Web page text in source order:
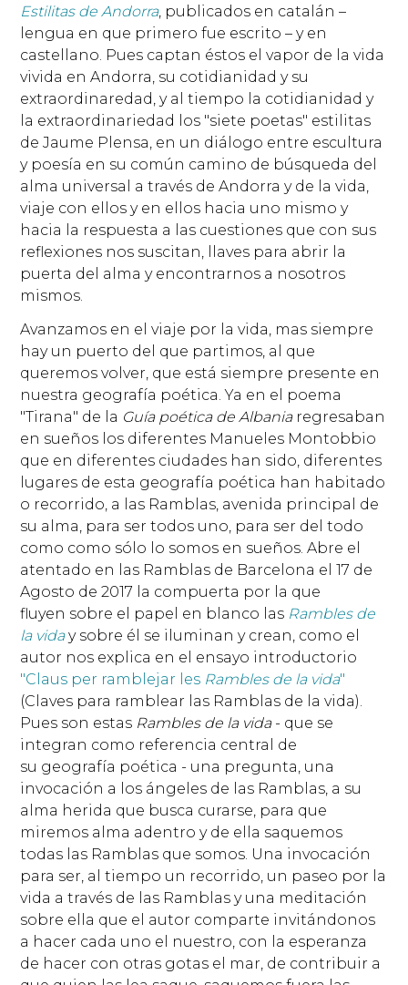
Estilitas de Andorra, publicados en catalán –
lengua en que primero fue escrito – y en
castellano. Pues captan éstos el vapor de la vida
vivida en Andorra, su cotidianidad y su
extraordinaredad, y al tiempo la cotidianidad y
la extraordinariedad los "siete poetas" estilitas
de Jaume Plensa, en un diálogo entre escultura
y poesía en su común camino de búsqueda del
alma universal a través de Andorra y de la vida,
viaje con ellos y en ellos hacia uno mismo y
hacia la respuesta a las cuestiones que con sus
reflexiones nos suscitan, llaves para abrir la
puerta del alma y encontrarnos a nosotros
mismos.
Avanzamos en el viaje por la vida, mas siempre
hay un puerto del que partimos, al que
queremos volver, que está siempre presente en
nuestra geografía poética. Ya en el poema
"Tirana" de la Guía poética de Albania regresaban
en sueños los diferentes Manueles Montobbio
que en diferentes ciudades han sido, diferentes
lugares de esta geografía poética han habitado
o recorrido, a las Ramblas, avenida principal de
su alma, para ser todos uno, para ser del todo
como como sólo lo somos en sueños. Abre el
atentado en las Ramblas de Barcelona el 17 de
Agosto de 2017 la compuerta por la que
fluyen sobre el papel en blanco las Rambles de
la viday sobre él se iluminan y crean, como el
autor nos explica en el ensayo introductorio
"Claus per ramblejar les Rambles de la vida"
(Claves para ramblear las Ramblas de la vida).
Pues son estas Rambles de la vida- que se
integran como referencia central de
su geografía poética - una pregunta, una
invocación a los ángeles de las Ramblas, a su
alma herida que busca curarse, para que
miremos alma adentro y de ella saquemos
todas las Ramblas que somos. Una invocación
para ser, al tiempo un recorrido, un paseo por la
vida a través de las Ramblas y una meditación
sobre ella que el autor comparte invitándonos
a hacer cada uno el nuestro, con la esperanza
de hacer con otras gotas el mar, de contribuir a